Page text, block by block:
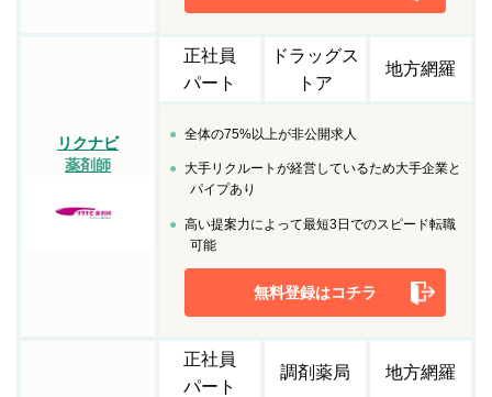
リクナビ
薬剤師
正社員
パート
ドラッグス
トア
地方網羅
全体の75%以上が非公開求人
大手リクルートが経営しているため大手企業と
パイプあり
高い提案力によって最短3日でのスピード転職
可能
無料登録はコチラ
正社員
パート
調剤薬局 地方網羅